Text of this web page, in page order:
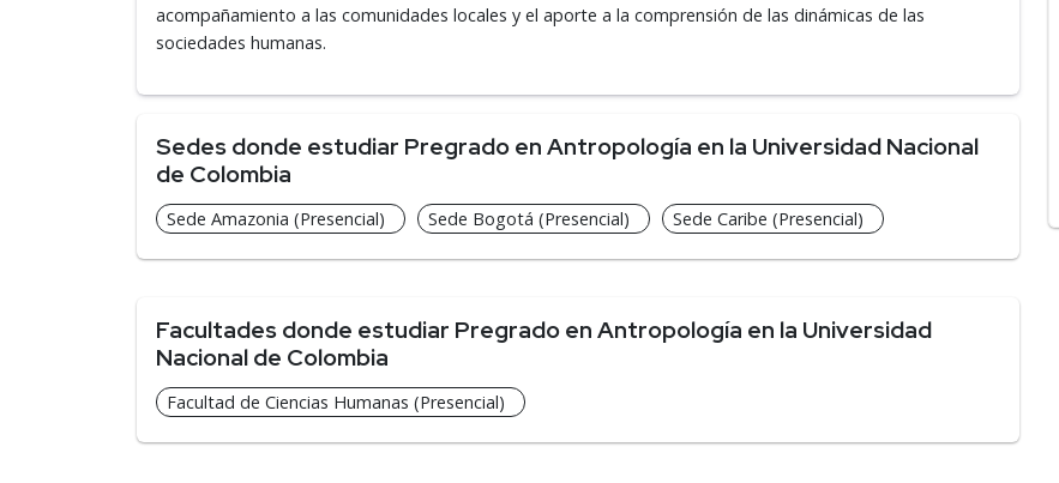
acompañamiento a las comunidades locales y el aporte a la comprensión de las dinámicas de las
sociedades humanas.
Sedes donde estudiar Pregrado en Antropología en la Universidad Nacional
de Colombia
Sede Amazonia (Presencial) Sede Bogotá (Presencial) Sede Caribe (Presencial)
Facultades donde estudiar Pregrado en Antropología en la Universidad
Nacional de Colombia
Facultad de Ciencias Humanas (Presencial)